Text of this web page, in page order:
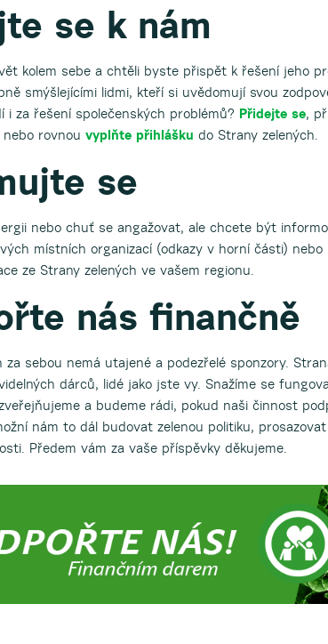
se k nám
kolem sebe a chtěli byste přispět k řešení jeho
smýšlejícími lidmi, kteří si uvědomují svou
i za řešení společenských problémů? Přidejte se,
rovnou vyplňte přihlášku do Strany zelených.
se
nebo chuť se angažovat, ale chcete být
místních organizací (odkazy v horní části)
ze Strany zelených ve vašem regionu.
nás finančně
za sebou nemá utajené a podezřelé sponzory.
dárců, lidé jako jste vy. Snažíme se
a budeme rádi, pokud naši činnost
nám to dál budovat zelenou politiku,
Předem vám za vaše příspěvky děkujeme.